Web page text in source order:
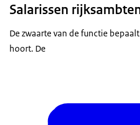
Salarissen
De zwaarte van de functie
hoort. De